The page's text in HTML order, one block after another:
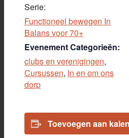
Serie:
Functioneel bewegen In
Balans voor 70+
Evenement Categorieën:
clubs en verenigingen,
Cursussen, In en om ons
dorp
Toevoegen aan